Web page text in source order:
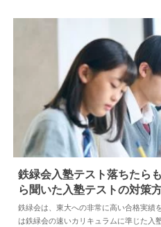
塾
鉄緑会入塾テスト落ちたら
ら聞いた入塾テストの対策
鉄緑会は、東大への非常に高い合格実績
は鉄緑会の速いカリキュラムに準じた入